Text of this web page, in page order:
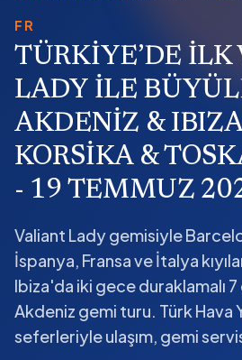
FR
TÜRKİYE’DE İLK
LADY İLE
AKDENİZ &
KORSİKA &
- 19 TEMMUZ
Valiant Lady gemisiyle
İspanya, Fransa ve İtalya
Ibiza'da iki gece duraklamalı
Akdeniz gemi turu. Türk Hava
seferleriyle ulaşım, gemi